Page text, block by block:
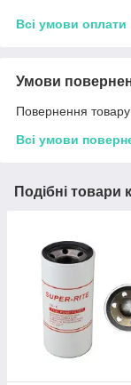
Всі умови оплати
Умови
Повернення
Всі умови
Подібні товари